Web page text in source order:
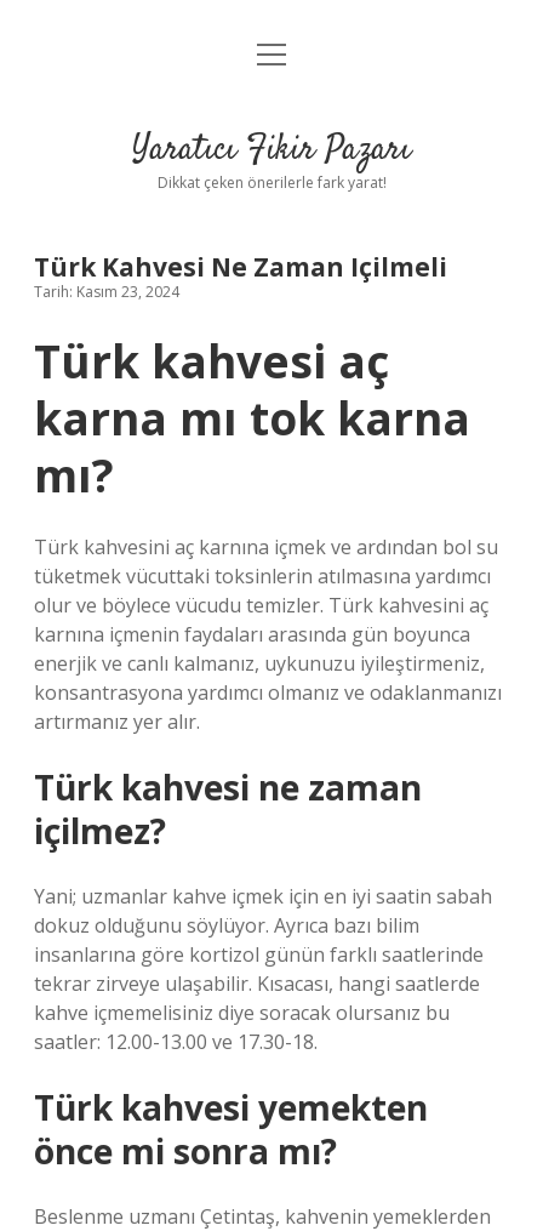
Anasayfa
Yasal Uyarı
menüyü
Yaratıcı Fikir Pazarı
Dikkat çeken önerilerle fark yarat!
Türk Kahvesi Ne Zaman Içilmeli
Tarih: Kasım 23, 2024
Türk kahvesi aç
karna mı tok karna
mı?
Türk kahvesini aç karnına içmek ve ardından bol su
tüketmek vücuttaki toksinlerin atılmasına yardımcı
olur ve böylece vücudu temizler. Türk kahvesini aç
karnına içmenin faydaları arasında gün boyunca
enerjik ve canlı kalmanız, uykunuzu iyileştirmeniz,
konsantrasyona yardımcı olmanız ve odaklanmanızı
artırmanız yer alır.
Türk kahvesi ne zaman
içilmez?
Yani; uzmanlar kahve içmek için en iyi saatin sabah
dokuz olduğunu söylüyor. Ayrıca bazı bilim
insanlarına göre kortizol günün farklı saatlerinde
tekrar zirveye ulaşabilir. Kısacası, hangi saatlerde
kahve içmemelisiniz diye soracak olursanız bu
saatler: 12.00-13.00 ve 17.30-18.
Türk kahvesi yemekten
önce mi sonra mı?
Beslenme uzmanı Çetintaş, kahvenin yemeklerden